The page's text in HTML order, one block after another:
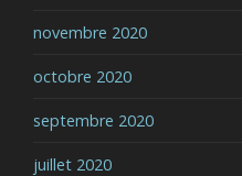
novembre 2020
octobre 2020
septembre 2020
juillet 2020